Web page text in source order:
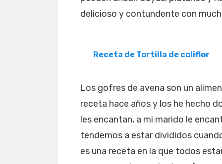
delicioso y contundente con
Receta de Tortilla de coliflor
Los gofres de avena son un
receta hace años y los he hecho
les encantan, a mi marido le
tendemos a estar divididos
es una receta en la que todos